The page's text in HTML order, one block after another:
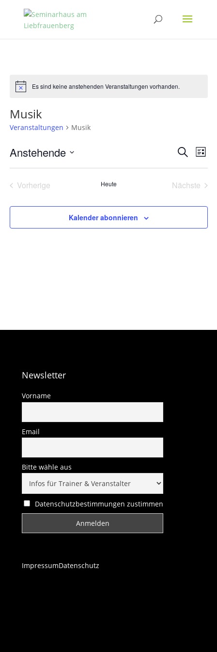
HinweisEs sind keine anstehenden Veranstaltungen vorhanden.
Musik
Veranstaltungen Musik
Suche
SucheListe
Anstehende
Vorherige
Heute
Nächste
Kalender abonnieren
Newsletter
Vorname
Email
Bitte wähle aus
Datenschutzbestimmungen zustimmen
ImpressumDatenschutz